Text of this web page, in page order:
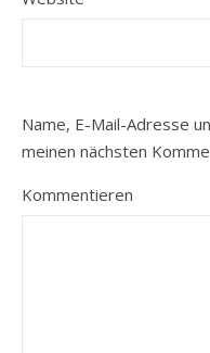
Name, E-Mail-Adresse
meinen nächsten
Kommentieren